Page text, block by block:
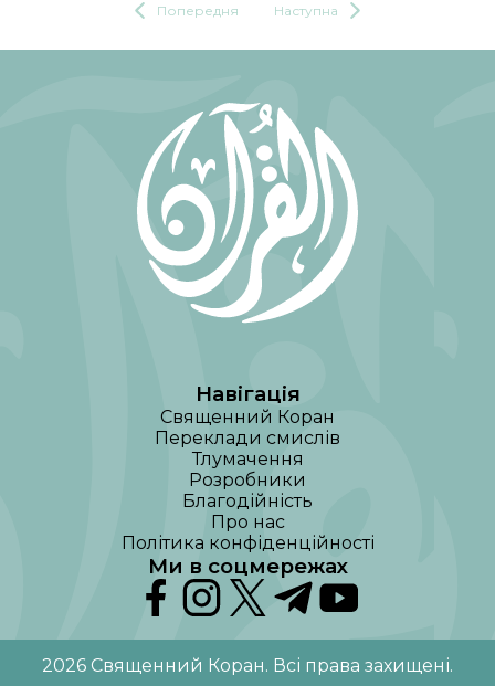
Попередня Наступна
Навігація
Священний Коран
Переклади смислів
Тлумачення
Розробники
Благодійність
Про нас
Політика конфіденційності
Ми в соцмережах
2026 Священний Коран. Всі права захищені.